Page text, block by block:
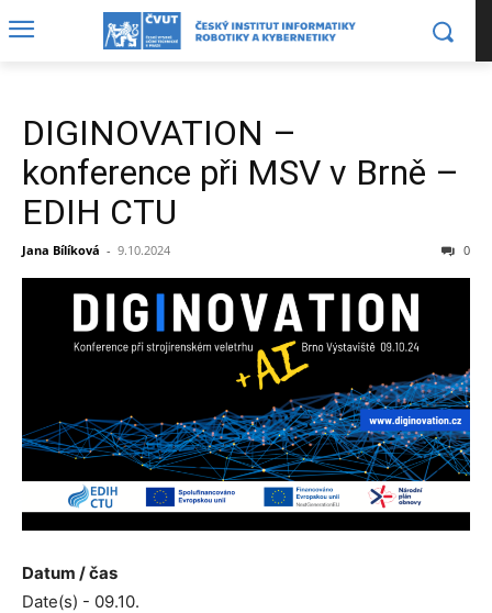
DIGINOVATION –
konference při MSV v Brně –
EDIH CTU
Jana Bílíková - 9.10.2024 0
Datum / čas
Date(s) - 09.10.